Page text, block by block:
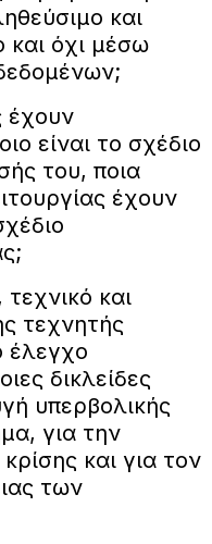
και
και όχι μέσω
έχουν
είναι το σχέδιο
του, ποια
έχουν
τεχνικό και
τεχνητής
έλεγχο
δικλείδες
υπερβολικής
για την
και για τον
των